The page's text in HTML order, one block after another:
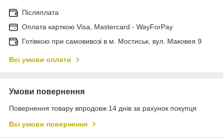
Післяплата
Оплата карткою Visa, Mastercard - WayForPay
Готівкою при самовивозі в м. Мостиськ, вул. Маковея 9
Всі умови оплати
Умови повернення
Повернення товару впродовж 14 днів за рахунок покупця
Всі умови повернення